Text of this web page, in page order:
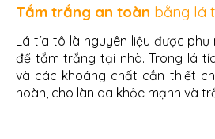
Tắm trắng an toàn bằng lá
Lá tía tô là nguyên liệu được phụ
để tắm trắng tại nhà. Trong lá
và các khoáng chất cần thiết
hoàn, cho làn da khỏe mạnh và